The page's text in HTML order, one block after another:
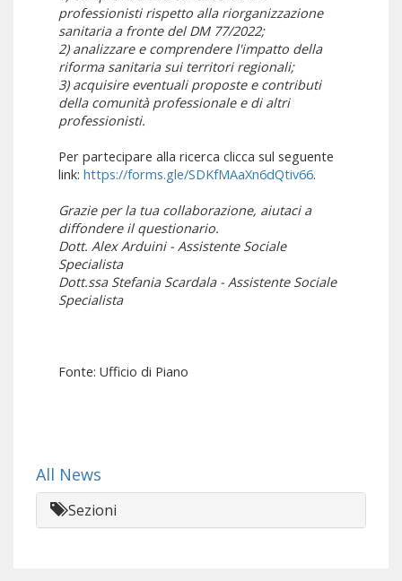
professionisti rispetto alla riorganizzazione
sanitaria a fronte del DM 77/2022;
2) analizzare e comprendere l'impatto della
riforma sanitaria sui territori regionali;
3) acquisire eventuali proposte e contributi
della comunità professionale e di altri
professionisti.
Per partecipare alla ricerca clicca sul seguente
link: https://forms.gle/SDKfMAaXn6dQtiv66.
Grazie per la tua collaborazione, aiutaci a
diffondere il questionario.
Dott. Alex Arduini - Assistente Sociale
Specialista
Dott.ssa Stefania Scardala - Assistente Sociale
Specialista
Fonte: Ufficio di Piano
All News
Sezioni